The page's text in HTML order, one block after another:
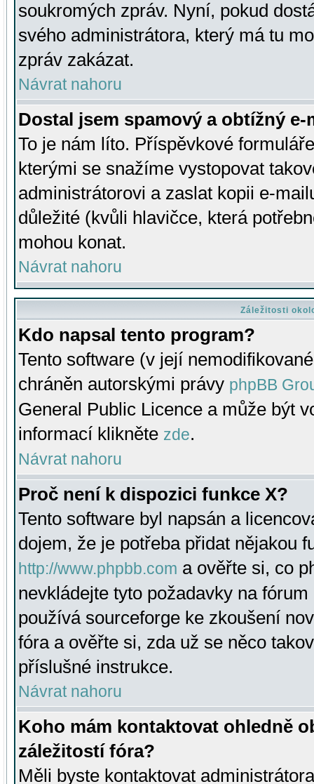
soukromých zpráv. Nyní, pokud
svého administrátora, který má tu
zpráv zakázat.
Návrat nahoru
Dostal jsem spamový a obtížný
To je nám líto. Příspěvkové
kterými se snažíme vystopovat
administrátorovi a zaslat kopii e-
důležité (kvůli hlavičce, která
mohou konat.
Návrat nahoru
Záležitosti
Kdo napsal tento program?
Tento software (v její
chráněn autorskými právy phpBB
General Public Licence a může být
informací klikněte zde.
Návrat nahoru
Proč není k dispozici funkce X?
Tento software byl napsán a
dojem, že je potřeba přidat nějakou
http://www.phpbb.com a ověřte si, co
nevkládejte tyto požadavky na
používá sourceforge ke zkoušení
fóra a ověřte si, zda už se něco
příslušné instrukce.
Návrat nahoru
Koho mám kontaktovat ohledně
záležitostí fóra?
Měli byste kontaktovat